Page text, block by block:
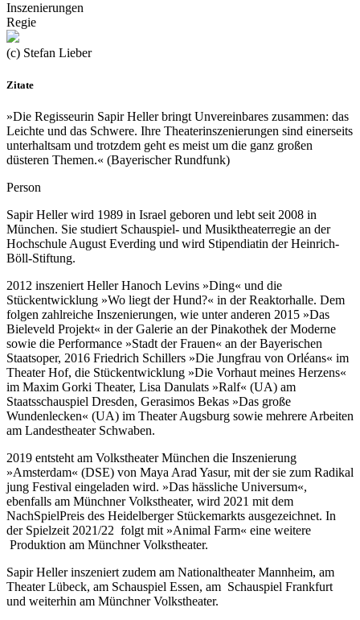
Inszenierungen
Regie
(c) Stefan Lieber
Zitate
»Die Regisseurin Sapir Heller bringt Unvereinbares zusammen: das
Leichte und das Schwere. Ihre Theaterinszenierungen sind einerseits
unterhaltsam und trotzdem geht es meist um die ganz großen
düsteren Themen.« (Bayerischer Rundfunk)
Person
Sapir Heller wird 1989 in Israel geboren und lebt seit 2008 in
München. Sie studiert Schauspiel- und Musiktheaterregie an der
Hochschule August Everding und wird Stipendiatin der Heinrich-
Böll-Stiftung.
2012 inszeniert Heller Hanoch Levins »Ding« und die
Stückentwicklung »Wo liegt der Hund?« in der Reaktorhalle. Dem
folgen zahlreiche Inszenierungen, wie unter anderen 2015 »Das
Bieleveld Projekt« in der Galerie an der Pinakothek der Moderne
sowie die Performance »Stadt der Frauen« an der Bayerischen
Staatsoper, 2016 Friedrich Schillers »Die Jungfrau von Orléans« im
Theater Hof, die Stückentwicklung »Die Vorhaut meines Herzens«
im Maxim Gorki Theater, Lisa Danulats »Ralf« (UA) am
Staatsschauspiel Dresden, Gerasimos Bekas »Das große
Wundenlecken« (UA) im Theater Augsburg sowie mehrere Arbeiten
am Landestheater Schwaben.
2019 entsteht am Volkstheater München die Inszenierung
»Amsterdam« (DSE) von Maya Arad Yasur, mit der sie zum Radikal
jung Festival eingeladen wird. »Das hässliche Universum«,
ebenfalls am Münchner Volkstheater, wird 2021 mit dem
NachSpielPreis des Heidelberger Stückemarkts ausgezeichnet. In
der Spielzeit 2021/22 folgt mit »Animal Farm« eine weitere
Produktion am Münchner Volkstheater.
Sapir Heller inszeniert zudem am Nationaltheater Mannheim, am
Theater Lübeck, am Schauspiel Essen, am Schauspiel Frankfurt
und weiterhin am Münchner Volkstheater.